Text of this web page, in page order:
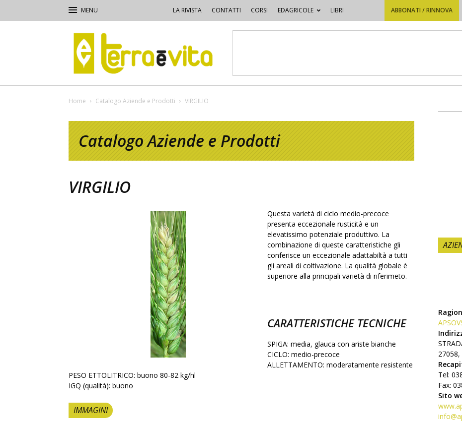
LA RIVISTA CONTATTI CORSI EDAGRICOLE LIBRI ABBONATI / RINNOVA
e
Vita
Home Catalogo Aziende e Prodotti VIRGILIO
Catalogo Aziende e Prodotti
VIRGILIO
Questa varietà di ciclo medio-precoce
presenta eccezionale rusticità e un
elevatissimo potenziale produttivo. La
combinazione di queste caratteristiche gli
conferisce un eccezionale adattabiltà a tutti
gli areali di coltivazione. La qualità globale è
superiore alla principali varietà di riferimeto.
CARATTERISTICHE TECNICHE
SPIGA: media, glauca con ariste bianche
CICLO: medio-precoce
ALLETTAMENTO: moderatamente resistente
PESO ETTOLITRICO: buono 80-82 kg/hl
IGQ (qualità): buono
IMMAGINI
27058,
Tel:
Fax:
Sito